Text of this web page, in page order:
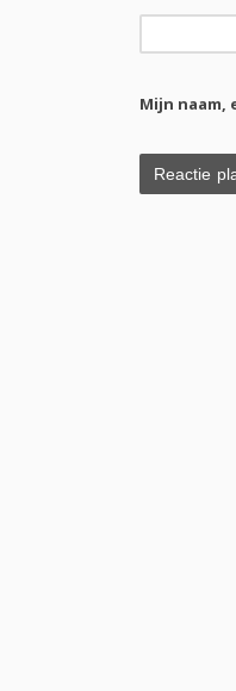
Mijn naam,